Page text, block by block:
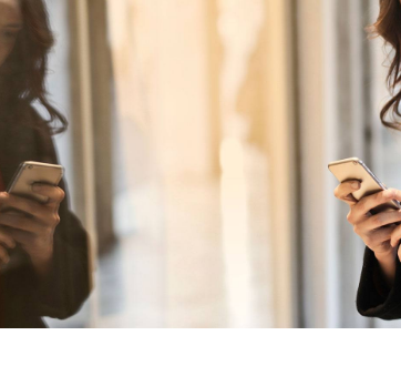
HUISARTSENPOST
PRAKTIJKZAKEN
VPHUISARTSEN
MEDISCHE VAKHANDEL
REGISTRATIE